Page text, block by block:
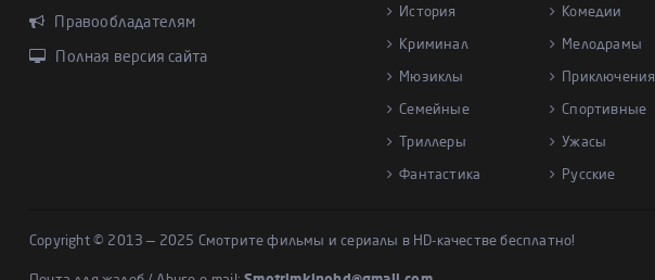
Правообладателям
Полная версия сайта
История Комедии
Криминал Мелодрамы
Мюзиклы Приключения
Семейные Спортивные
Триллеры Ужасы
Фантастика Русские
Copyright © 2013 — 2025 Смотрите фильмы и сериалы в HD-качестве бесплатно!